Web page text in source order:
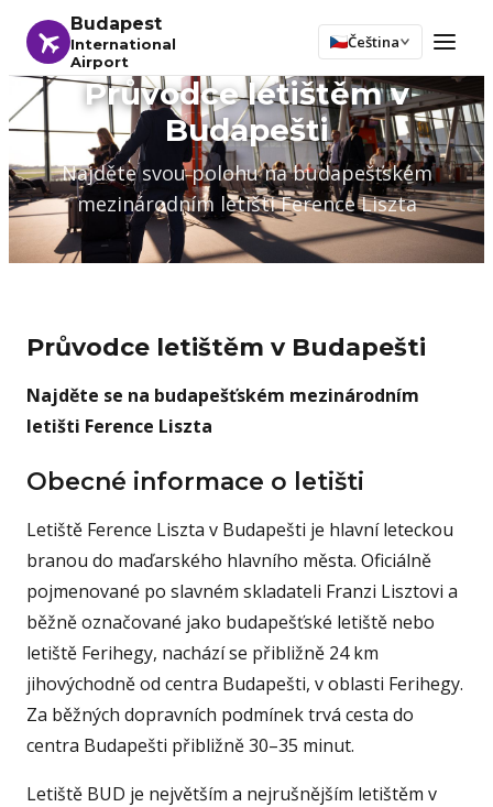
Budapest
International
Airport
Čeština
Průvodce letištěm v
Budapešti
Najděte svou polohu na budapešťském
mezinárodním letišti Ference Liszta
Průvodce letištěm v Budapešti
Najděte se na budapešťském mezinárodním
letišti Ference Liszta
Obecné informace o letišti
Letiště Ference Liszta v Budapešti je hlavní leteckou
branou do maďarského hlavního města. Oficiálně
pojmenované po slavném skladateli Franzi Lisztovi a
běžně označované jako budapešťské letiště nebo
letiště Ferihegy, nachází se přibližně 24 km
jihovýchodně od centra Budapešti, v oblasti Ferihegy.
Za běžných dopravních podmínek trvá cesta do
centra Budapešti přibližně 30–35 minut.
Letiště BUD je největším a nejrušnějším letištěm v